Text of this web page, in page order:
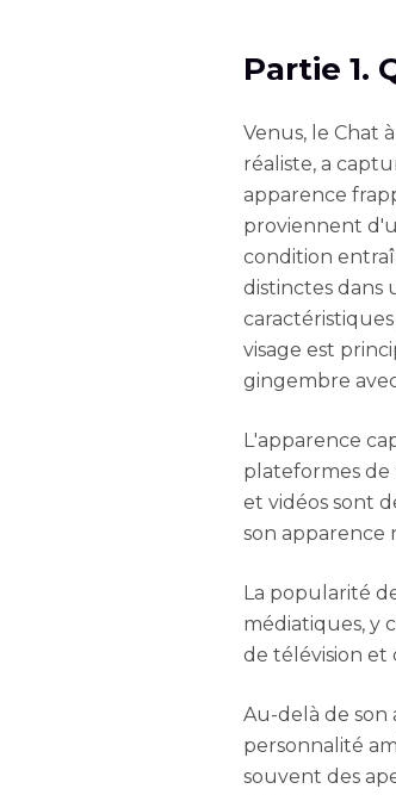
Partie 1.
Venus, le Chat
réaliste, a
apparence
proviennent
condition
distinctes dans
visage est
gingembre
L'apparence
plateformes de
et vidéos sont
son apparence
La popularité
médiatiques, y
de télévision et
Au-delà de son
personnalité
souvent des